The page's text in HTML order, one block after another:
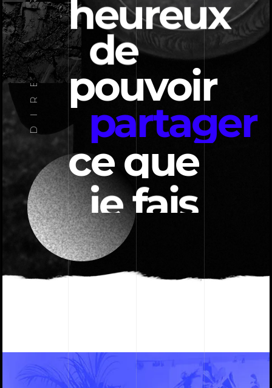
heureux
de
pouvoir
partager
ce que
je fais